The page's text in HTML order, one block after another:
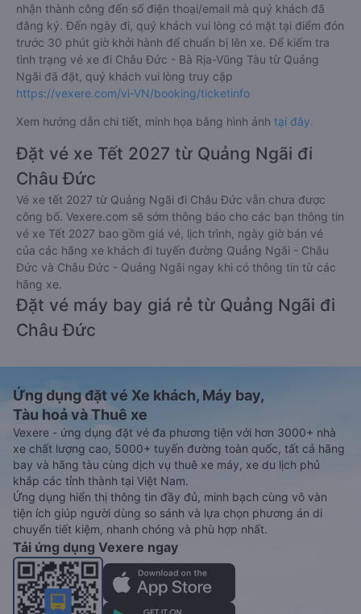
nhận thành công đến số điện thoại/email mà quý khách đã
đăng ký. Đến ngày đi, quý khách vui lòng có mặt tại điểm đón
trước 30 phút giờ khởi hành để chuẩn bị lên xe. Để kiểm tra
tình trạng vé xe đi Châu Đức - Bà Rịa-Vũng Tàu từ Quảng
Ngãi đã đặt, quý khách vui lòng truy cập
https://vexere.com/vi-VN/booking/ticketinfo
Xem hướng dẫn chi tiết, minh họa bằng hình ảnh tại đây.
Đặt vé xe Tết 2027 từ Quảng Ngãi đi
Châu Đức
Vé xe tết 2027 từ Quảng Ngãi đi Châu Đức vẫn chưa được
công bố. Vexere.com sẽ sớm thông báo cho các bạn thông tin
vé xe Tết 2027 bao gồm giá vé, lịch trình, ngày giờ bán vé
của các hãng xe khách đi tuyến đường Quảng Ngãi - Châu
Đức và Châu Đức - Quảng Ngãi ngay khi có thông tin từ các
hãng xe.
Đặt vé máy bay giá rẻ từ Quảng Ngãi đi
Châu Đức
Ứng dụng đặt vé Xe khách, Máy bay,
Tàu hoả và Thuê xe
Vexere - ứng dụng đặt vé đa phương tiện với hơn 3000+ nhà
xe chất lượng cao, 5000+ tuyến đường toàn quốc, tất cả hãng
bay và hãng tàu cùng dịch vụ thuê xe máy, xe du lịch phủ
khắp các tỉnh thành tại Việt Nam.
Ứng dụng hiển thị thông tin đầy đủ, minh bạch cùng vô vàn
tiện ích giúp người dùng so sánh và lựa chọn phương án di
chuyển tiết kiệm, nhanh chóng và phù hợp nhất.
Tải ứng dụng Vexere ngay